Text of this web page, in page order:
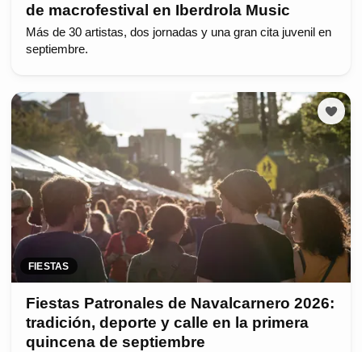
de macrofestival en Iberdrola Music
Más de 30 artistas, dos jornadas y una gran cita juvenil en
septiembre.
FIESTAS
Fiestas Patronales de Navalcarnero 2026:
tradición, deporte y calle en la primera
quincena de septiembre